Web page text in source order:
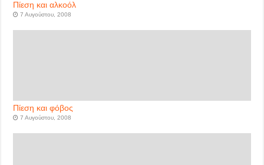
Πίεση και αλκοόλ
7 Αυγούστου, 2008
Πίεση και φόβος
7 Αυγούστου, 2008